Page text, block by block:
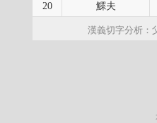
20 鰥夫
漢義切字分析：